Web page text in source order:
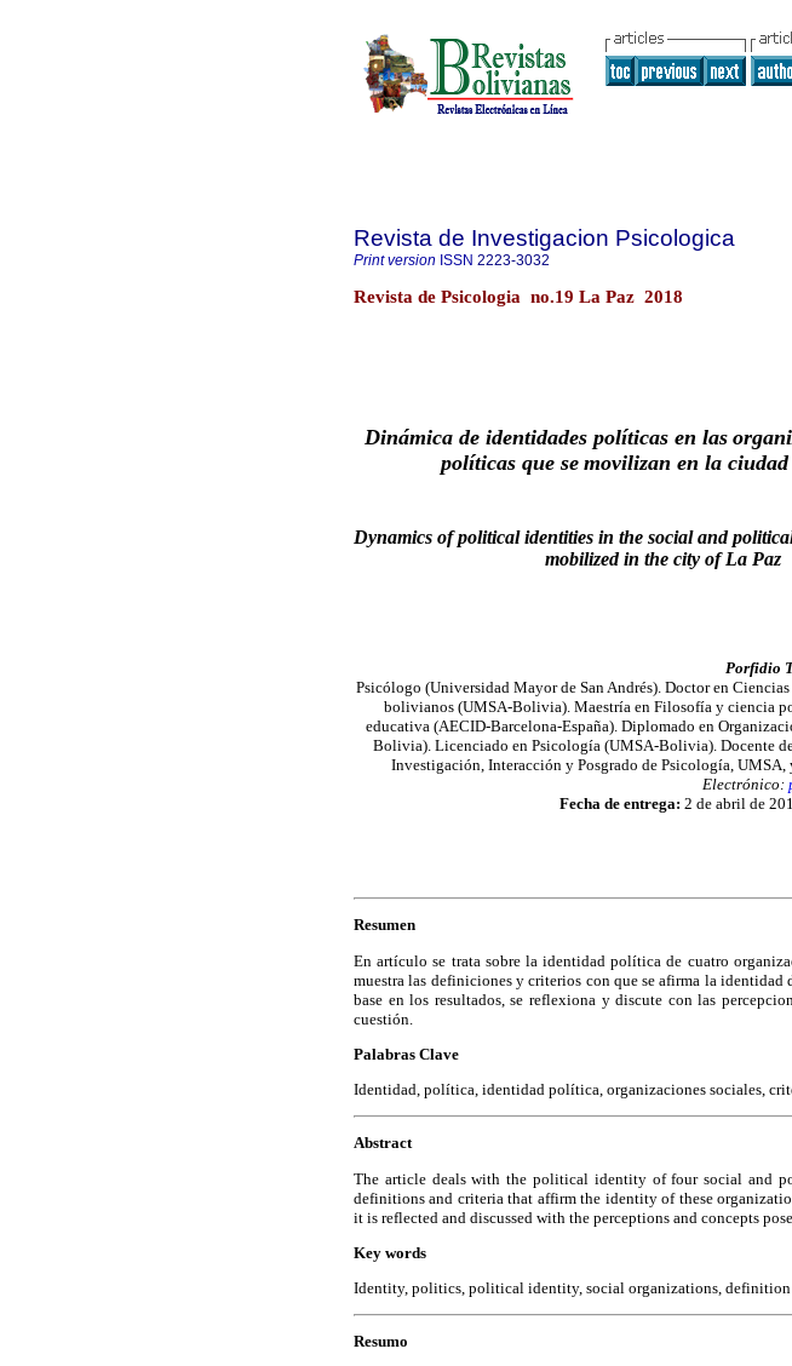
Revista de Investigacion Psicologica
Print version ISSN 2223-3032
Revista de Psicologia no.19 La Paz 2018
Dinámica de identidades políticas en las
políticas que se movilizan en la ciudad
Dynamics of political identities in the social and
mobilized in the city of La Paz
Porfidio
Psicólogo (Universidad Mayor de San Andrés). Doctor en
bolivianos (UMSA-Bolivia). Maestría en Filosofía y ciencia
educativa (AECID-Barcelona-España). Diplomado en
Bolivia). Licenciado en Psicología (UMSA-Bolivia). Docente
Investigación, Interacción y Posgrado de Psicología,
Electrónico:
Fecha de entrega: 2 de abril de
Resumen
En artículo se trata sobre la identidad política de cuatro
muestra las definiciones y criterios con que se afirma la
base en los resultados, se reflexiona y discute con las
cuestión.
Palabras Clave
Identidad, política, identidad política, organizaciones sociales,
Abstract
The article deals with the political identity of four social and
definitions and criteria that affirm the identity of these
it is reflected and discussed with the perceptions and concepts
Key words
Identity, politics, political identity, social organizations, definition
Resumo